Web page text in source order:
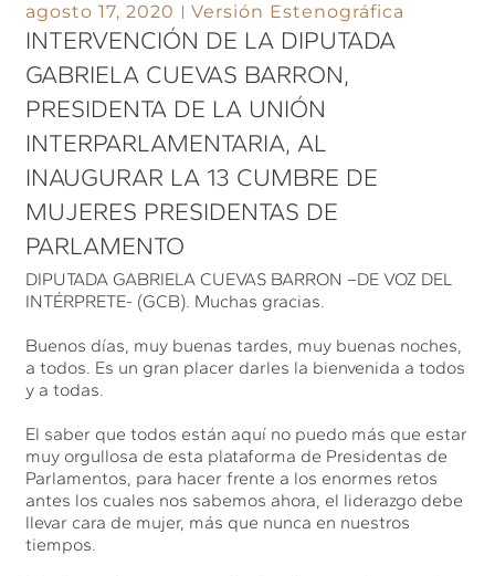
agosto 17, 2020 Versión Estenográfica
INTERVENCIÓN DE LA DIPUTADA
GABRIELA CUEVAS BARRON,
PRESIDENTA DE LA UNIÓN
INTERPARLAMENTARIA, AL
INAUGURAR LA 13 CUMBRE DE
MUJERES PRESIDENTAS DE
PARLAMENTO
DIPUTADA GABRIELA CUEVAS BARRON –DE VOZ DEL
INTÉRPRETE- (GCB). Muchas gracias.
Buenos días, muy buenas tardes, muy buenas noches,
a todos. Es un gran placer darles la bienvenida a todos
y a todas.
El saber que todos están aquí no puedo más que estar
muy orgullosa de esta plataforma de Presidentas de
Parlamentos, para hacer frente a los enormes retos
antes los cuales nos sabemos ahora, el liderazgo debe
llevar cara de mujer, más que nunca en nuestros
tiempos.